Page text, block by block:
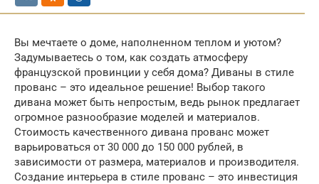
Вы мечтаете о доме, наполненном теплом и уютом?
Задумываетесь о том, как создать атмосферу
французской провинции у себя дома? Диваны в стиле
прованс – это идеальное решение! Выбор такого
дивана может быть непростым, ведь рынок предлагает
огромное разнообразие моделей и материалов.
Стоимость качественного дивана прованс может
варьироваться от 30 000 до 150 000 рублей, в
зависимости от размера, материалов и производителя.
Создание интерьера в стиле прованс – это инвестиция